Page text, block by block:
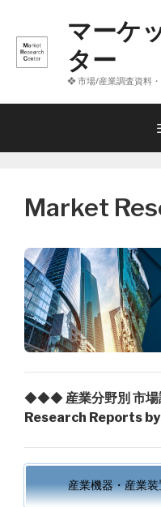
へ
マーケ
ター
❖ 市場/産業調査資料
Market
◆◆◆ 産業分野別 市
Research Reports
産業機器・産業